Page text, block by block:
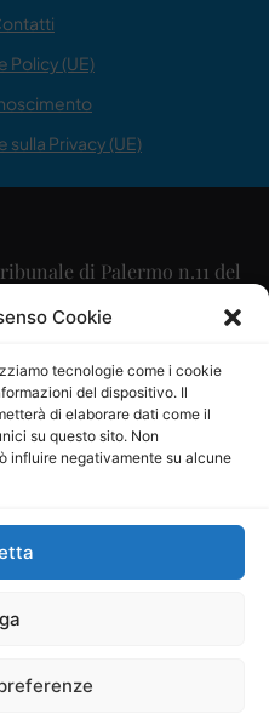
Cookie
tecnologie come i cookie
del dispositivo. Il
di elaborare dati come il
su questo sito. Non
influire negativamente su alcune
Policy (UE)
sulla Privacy (UE)
di Palermo n.11 del
Scaglione
Maria Calabrese
Cooperativa a r.l. è
di Comunicazione al
srl–info@ladigitale.it